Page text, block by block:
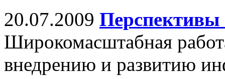
20.07.2009 Перспективы
Широкомасштабная
внедрению и развитию